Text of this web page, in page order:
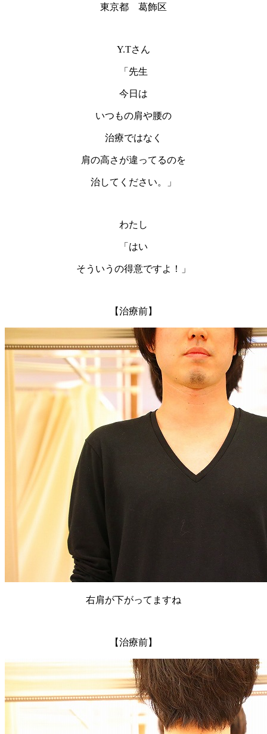
東京都 葛飾区
Y.Tさん
「先生
今日は
いつもの肩や腰の
治療ではなく
肩の高さが違ってるのを
治してください。」
わたし
「はい
そういうの得意ですよ！」
【治療前】
右肩が下がってますね
【治療前】